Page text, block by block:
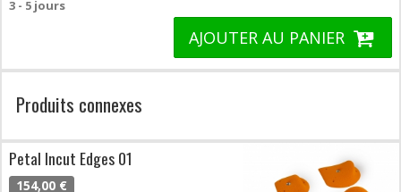
3 - 5 jours
AJOUTER AU PANIER
Produits connexes
Petal Incut Edges 01
154,00 €